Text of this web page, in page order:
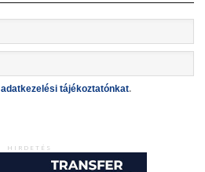
adatkezelési tájékoztatónkat.
HIRDETÉS